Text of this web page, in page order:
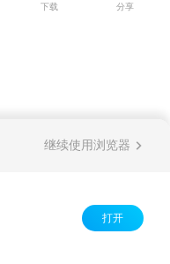
下载 分享
继续使用浏览器
打开